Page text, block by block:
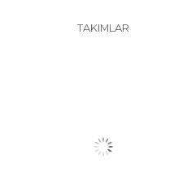
TAKIMLAR